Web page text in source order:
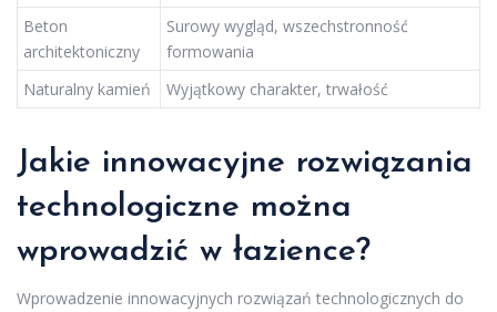
Beton
architektoniczny
Surowy wygląd, wszechstronność
formowania
Naturalny kamień
Wyjątkowy charakter, trwałość
Jakie innowacyjne rozwiązania
technologiczne można
wprowadzić w łazience?
Wprowadzenie innowacyjnych rozwiązań technologicznych do